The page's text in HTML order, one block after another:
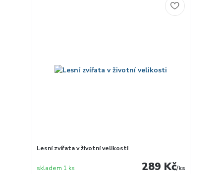
Lesní zvířata v životní velikosti
289 Kč/ks
skladem 1 ks